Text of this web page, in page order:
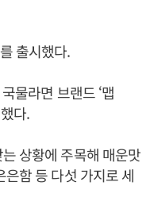
출시했다.
물라면 브랜드 ‘맵
다.
상황에 주목해 매운맛
은함 등 다섯 가지로 세